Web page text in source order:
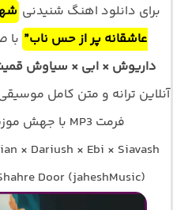
برای دانلود اهنگ شنیدنی
عاشقانه پر از حس ناب” با
داریوش × ابی × سیاوش
فرمت MP3 با جهش موزیک ❤️ همراه باشید
× Dariush × Ebi × Siavash
Door (jaheshMusic)